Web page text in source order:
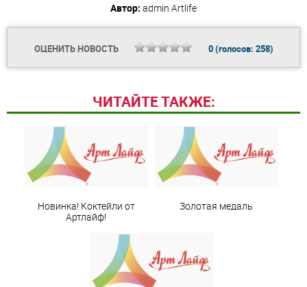
Автор: admin Artlife
ОЦЕНИТЬ НОВОСТЬ 0(голосов: 258)
ЧИТАЙТЕ ТАКЖЕ:
Новинка! Коктейли от
Артлайф!
Золотая медаль